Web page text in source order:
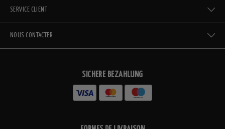
SERVICE CLIENT
NOUS CONTACTER
SICHERE BEZAHLUNG